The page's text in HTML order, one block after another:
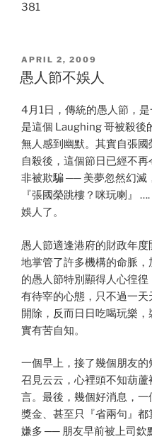
381
POSTED
ON
APRIL 2, 2009
愚人節不娛人
4月1日，傳統的愚人節，
是這個 Laughing 哥被殺後
無人感到幽默。其實自張
自殺後，這個節日已經不
非被欺騙 ── 美夢忽然幻滅
『張國榮跳樓？咪玩喇』
娛人了。
愚人節適逢港府的財政年
地掌管了許多機構的命脈
的愚人節特別顯得人心徨
有待宰的心態，只不過一
開除，反而日日吃喝玩樂
實有苦自知。
一個早上，接了幾個朋友
召見云云，心裡頭不知葫
言。最後，幾個好消息，
獎金、甚至只『省兩句』
嫌多 ── 朋友早前被上司欽